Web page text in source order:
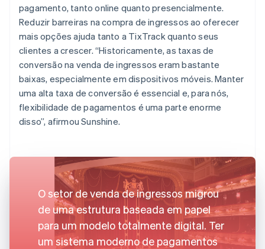
pagamento, tanto online quanto presencialmente.
Reduzir barreiras na compra de ingressos ao oferecer
mais opções ajuda tanto a TixTrack quanto seus
clientes a crescer. “Historicamente, as taxas de
conversão na venda de ingressos eram bastante
baixas, especialmente em dispositivos móveis. Manter
uma alta taxa de conversão é essencial e, para nós,
flexibilidade de pagamentos é uma parte enorme
disso”, afirmou Sunshine.
O setor de venda de ingressos migrou
de uma estrutura baseada em papel
para um modelo totalmente digital. Ter
um sistema moderno de pagamentos